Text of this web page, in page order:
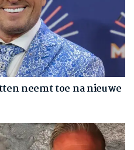
neemt toe na nieuwe